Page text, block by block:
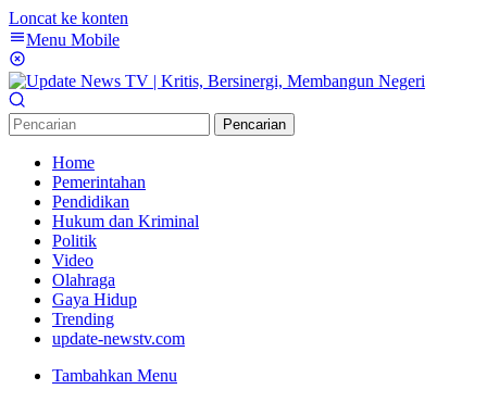
Loncat ke konten
Menu Mobile
Pencarian
Home
Pemerintahan
Pendidikan
Hukum dan Kriminal
Politik
Video
Olahraga
Gaya Hidup
Trending
update-newstv.com
Tambahkan Menu